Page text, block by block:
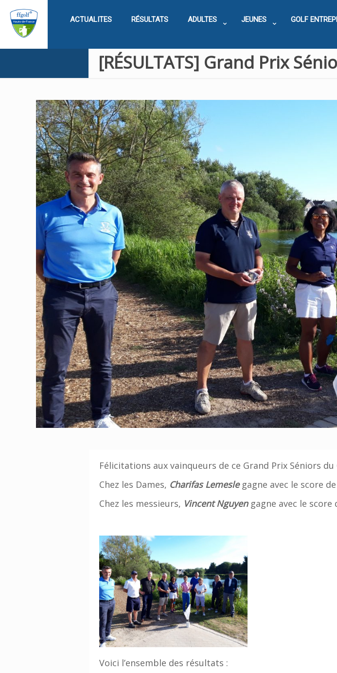
ACTUALITES RÉSULTATS ADULTES JEUNES GOLF
[RÉSULTATS] Grand Prix
Félicitations aux vainqueurs de ce Grand Prix Séniors du
Chez les Dames, Charifas Lemeslegagne avec le score
Chez les messieurs, Vincent Nguyengagne avec le score
Voici l’ensemble des résultats :